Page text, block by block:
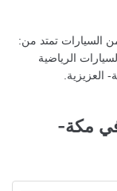
السيارات تمتد من:
الرياضية
العزيزية.
مكة-